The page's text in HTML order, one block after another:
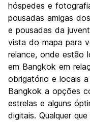
Festas / vida noturna
Custo-beneficio
hóspedes e
pousadas amigas
e pousadas da
vista do mapa para
relance, onde estão
em Bangkok em
obrigatório e locais
Bangkok a opções
estrelas e alguns
digitais. Qualquer